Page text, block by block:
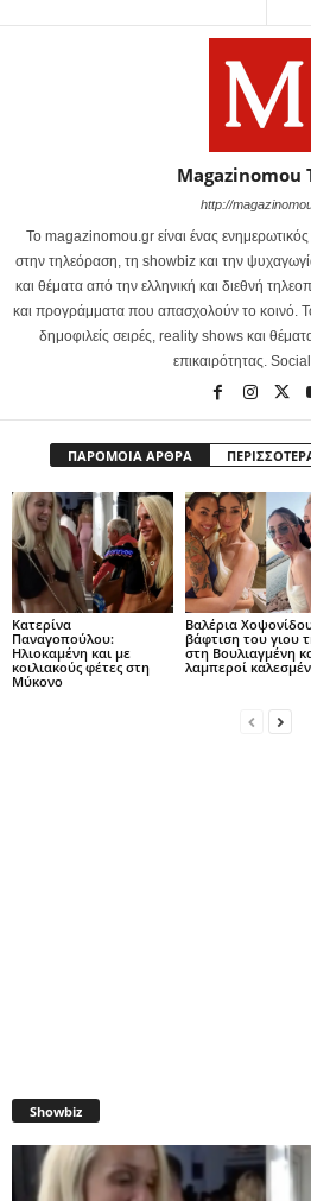
Magazinomou
http://
Το magazinomou.gr είναι ένας
στην τηλεόραση, τη showbiz και την ψυχαγωγία.
και θέματα από την ελληνική και διεθνή
και προγράμματα που απασχολούν το κοινό.
δημοφιλείς σειρές, reality shows και
επικαιρότητας.
ΠΑΡΟΜΟΙΑ ΑΡΘΡΑ
Κατερίνα
Παναγοπούλου:
Ηλιοκαμένη και με
κοιλιακούς φέτες στη
Μύκονο
Βαλέρια
βάφτιση του γιου
στη Βουλιαγμένη
λαμπεροί
Showbiz